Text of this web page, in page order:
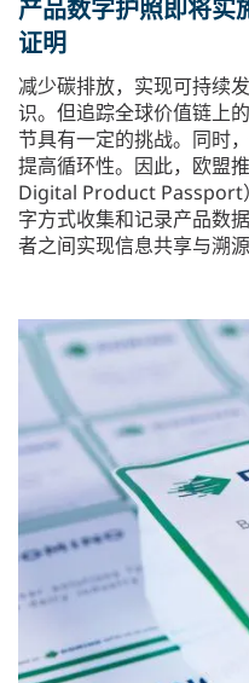
产品数字护照即将实
证明
减少碳排放，实现可持续
识。但追踪全球价值链上
节具有一定的挑战。同时
提高循环性。因此，欧盟
Digital Product Passport
字方式收集和记录产品数
者之间实现信息共享与溯